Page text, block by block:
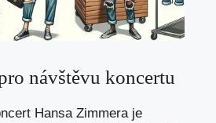
návštěvu koncertu
Hansa Zimmera je